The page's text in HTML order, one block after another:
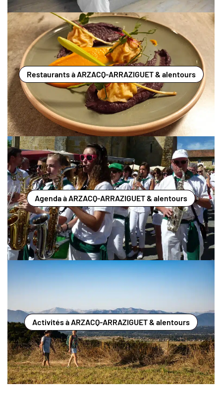
Restaurants à ARZACQ-ARRAZIGUET & alentours
Agenda à ARZACQ-ARRAZIGUET & alentours
Activités à ARZACQ-ARRAZIGUET & alentours